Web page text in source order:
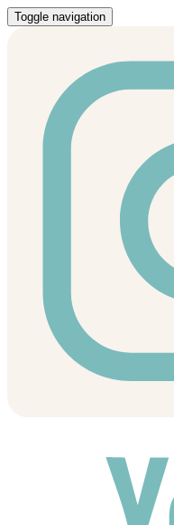
Toggle navigation